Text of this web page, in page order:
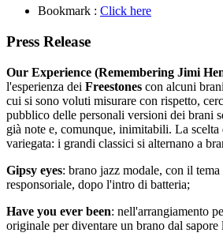
Bookmark : Click here
Press Release
Our Experience (Remembering Jimi
l'esperienza dei Freestones con alcuni
cui si sono voluti misurare con rispetto,
pubblico delle personali versioni dei brani
già note e, comunque, inimitabili. La
variegata: i grandi classici si alternano a
Gipsy eyes: brano jazz modale, con il
responsoriale, dopo l'intro di batteria;
Have you ever been: nell'arrangiamento
originale per diventare un brano dal sapore